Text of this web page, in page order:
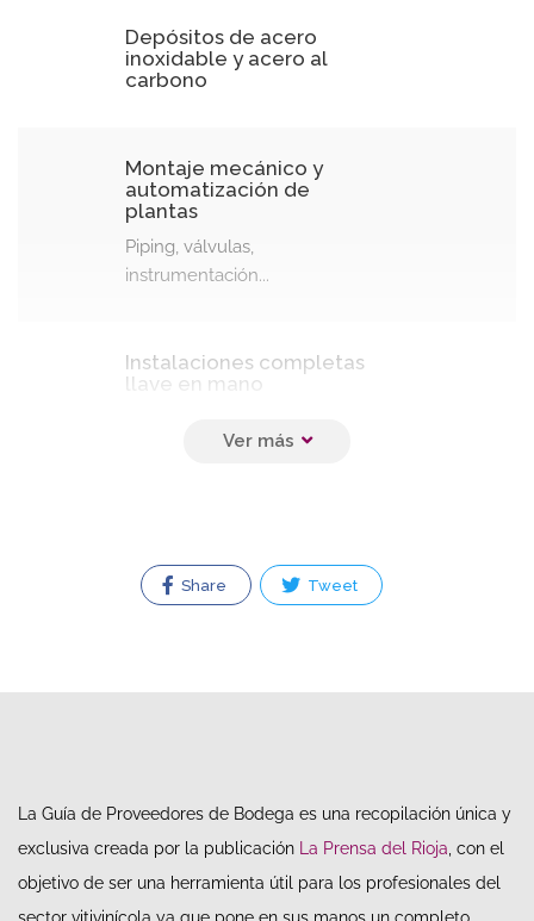
Depósitos de acero
inoxidable y acero al
carbono
Montaje mecánico y
automatización de
plantas
Piping, válvulas,
instrumentación...
Instalaciones completas
llave en mano
Servicio de ingeniería,
diseño y puesta en
Share Tweet
La Guía de Proveedores de Bodega es una recopilación única y
exclusiva creada por la publicación La Prensa del Rioja , con el
objetivo de ser una herramienta útil para los profesionales del
sector vitivinícola ya que pone en sus manos un completo